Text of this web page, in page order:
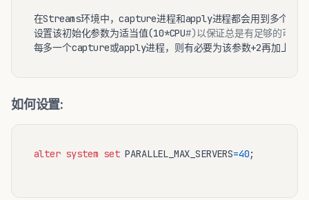
在Streams环境中，capture进程和apply进程都会用到多个并行
设置该初始化参数为适当值(10*CPU#)以保证总是有足够的可用
如何设置:
alter system set PARALLEL_MAX_SERVERS=40;